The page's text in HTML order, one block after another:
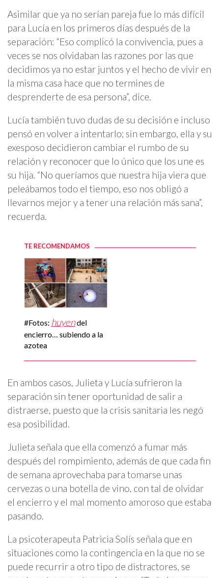
Asimilar que ya no serían pareja fue lo más difícil
para Lucía en los primeros días después de la
separación: “Eso complicó la convivencia, pues a
veces se nos olvidaban las razones por las que
decidimos ya no estar juntos y el hecho de vivir en
la misma casa hace que no termines de
desprenderte de esa persona”, dice.
Lucía también tuvo dudas de su decisión e incluso
pensó en volver a intentarlo; sin embargo, ella y su
exesposo decidieron cambiar el rumbo de su
relación y reconocer que lo único que los une es
su hija. “No queríamos que nuestra hija viera que
peleábamos todo el tiempo, eso nos obligó a
llevarnos mejor y a tener una relación más sana”,
recuerda.
TE RECOMENDAMOS
#Fotos: huyendel
encierro… subiendo a la
azotea
En ambos casos, Julieta y Lucía sufrieron la
separación sin tener oportunidad de salir a
distraerse, puesto que la crisis sanitaria les negó
esa posibilidad.
Julieta señala que ella comenzó a fumar más
después del rompimiento, además de que cada fin
de semana aprovechaba para tomarse unas
cervezas o una botella de vino, con tal de olvidar
el encierro y el mal momento amoroso que estaba
pasando.
La psicoterapeuta Patricia Solís señala que en
situaciones como la contingencia en la que no se
puede recurrir a otro tipo de distractores, se